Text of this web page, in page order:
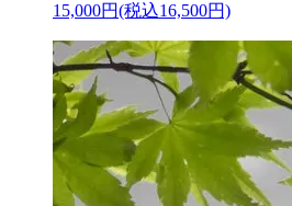
15,000円(税込16,500円)